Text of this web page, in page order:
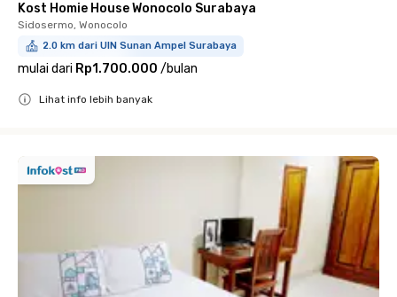
Kost Homie House Wonocolo Surabaya
Sidosermo, Wonocolo
2.0 km dari UIN Sunan Ampel Surabaya
mulai dari Rp1.700.000 /bulan
Lihat info lebih banyak